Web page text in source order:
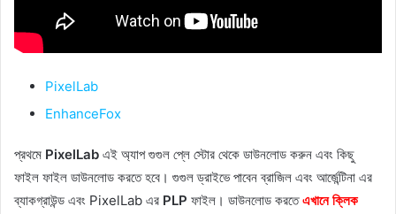
PixelLab
EnhanceFox
প্রথমে PixelLab এই অ্যাপ গুগুল প্লে স্টোর থেকে ডাউনলোড করুন এবং কিছু
ফাইল ফাইল ডাউনলোড করতে হবে। গুগুল ড্রাইভে পাবেন ব্রাজিল এবং আর্জেন্টিনা এর
ব্যাকগ্রাউন্ড এবং PixelLab এর PLP ফাইল। ডাউনলোড করতেএখানে ক্লিক